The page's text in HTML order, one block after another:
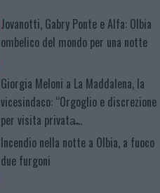
Jovanotti, Gabry Ponte e Alfa: Olbia
ombelico del mondo per una notte
Giorgia Meloni a La Maddalena, la
vicesindaco: “Orgoglio e discrezione
per visita privata̶…
Incendio nella notte a Olbia, a fuoco
due furgoni